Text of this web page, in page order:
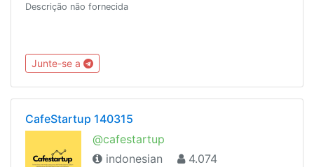
Descrição não fornecida
Junte-se a
CafeStartup 140315
@cafestartup
indonesian
4.074